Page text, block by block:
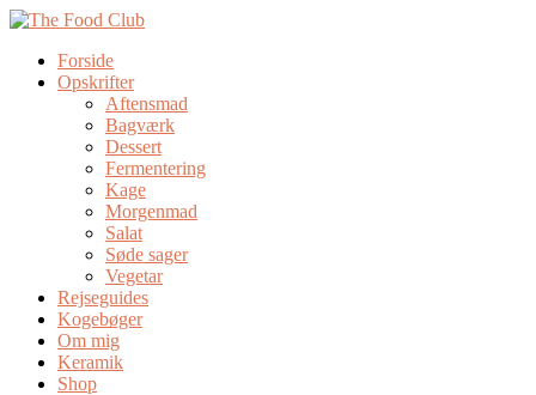
Forside
Opskrifter
Aftensmad
Bagværk
Dessert
Fermentering
Kage
Morgenmad
Salat
Søde sager
Vegetar
Rejseguides
Kogebøger
Om mig
Keramik
Shop